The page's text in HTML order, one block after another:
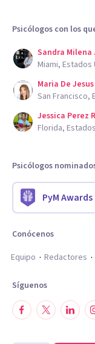
Psicólogos con los
Sandra Milena
Miami, Estados
Maria De
San Francisco,
Jessica Perez
Florida,
Psicólogos
PyM Awards
Conócenos
Equipo
Redactores
Síguenos